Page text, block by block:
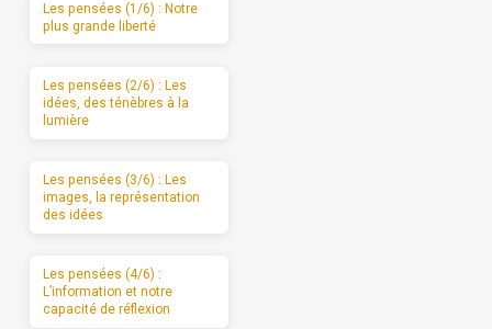
Les pensées (1/6) : Notre
plus grande liberté
Les pensées (2/6) : Les
idées, des ténèbres à la
lumière
Les pensées (3/6) : Les
images, la représentation
des idées
Les pensées (4/6) :
L’information et notre
capacité de réflexion